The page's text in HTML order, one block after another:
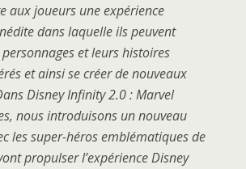
aux joueurs une expérience
dans laquelle ils peuvent
et leurs histoires
et ainsi se créer de nouveaux
Disney Infinity 2.0 : Marvel
nous introduisons un nouveau
les super-héros emblématiques de
propulser l’expérience Disney